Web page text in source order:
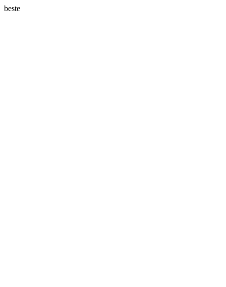
beste